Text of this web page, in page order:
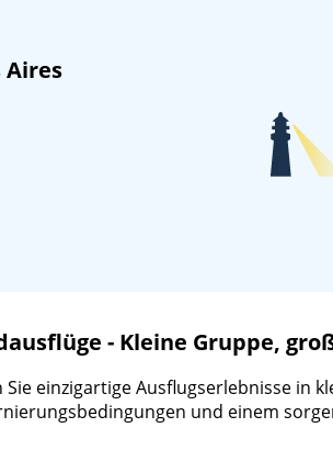
Aires
- Kleine Gruppe,
einzigartige Ausflugserlebnisse
und einem